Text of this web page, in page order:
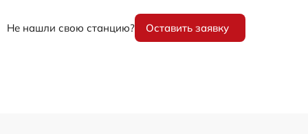
Не нашли свою станцию? Оставить заявку